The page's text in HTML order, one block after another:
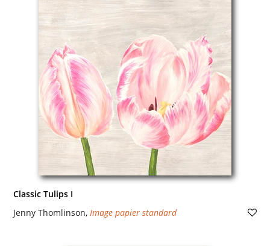
Classic Tulips I
Jenny Thomlinson, Image papier standard